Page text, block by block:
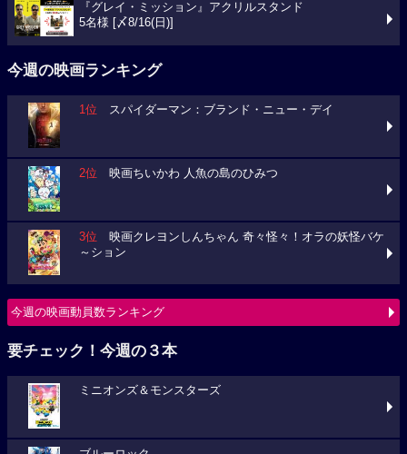
『グレイ・ミッション』アクリルスタンド
5名様 [〆8/16(日)]
今週の映画ランキング
1位 スパイダーマン：ブランド・ニュー・デイ
2位 映画ちいかわ 人魚の島のひみつ
3位 映画クレヨンしんちゃん 奇々怪々！オラの妖怪バケ
～ション
今週の映画動員数ランキング
要チェック！今週の３本
ミニオンズ＆モンスターズ